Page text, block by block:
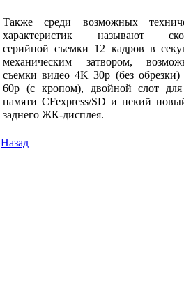
Также среди возможных
характеристик называют
серийной съемки 12 кадров в
механическим затвором,
съемки видео 4K 30p (без
60p (с кропом), двойной слот для
памяти CFexpress/SD и некий
заднего ЖК-дисплея.
Назад